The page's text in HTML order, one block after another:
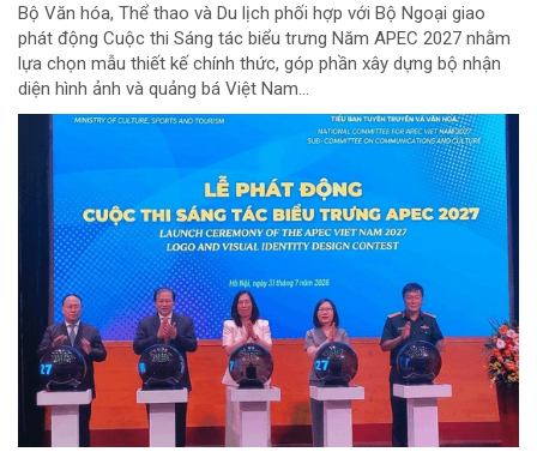
Bộ Văn hóa, Thể thao và Du lịch phối hợp với Bộ Ngoại giao
phát động Cuộc thi Sáng tác biểu trưng Năm APEC 2027 nhằm
lựa chọn mẫu thiết kế chính thức, góp phần xây dựng bộ nhận
diện hình ảnh và quảng bá Việt Nam...